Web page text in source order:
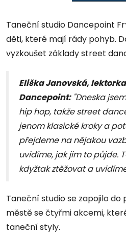
Taneční studio Dancepoint
děti, které mají rády pohyb.
vyzkoušet základy street
Eliška Janovská,
Dancepoint:"Dneska
hip hop, takže street
jenom klasické kroky a
přejdeme na nějakou
uvidíme, jak jim to půjde.
kdyžtak ztěžovat a
Taneční studio se zapojilo do
městě se čtyřmi akcemi,
taneční styly.